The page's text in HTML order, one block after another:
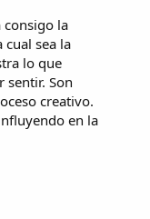
consigo la
cual sea la
lo que
sentir. Son
creativo.
en la